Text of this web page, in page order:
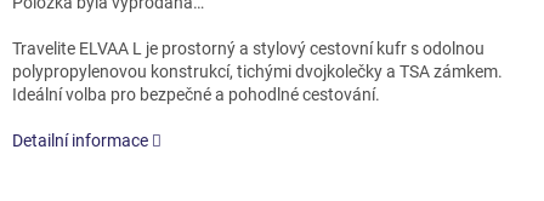
Travelite ELVAA L je prostorný a stylový cestovní kufr s odolnou
polypropylenovou konstrukcí, tichými dvojkolečky a TSA zámkem.
Ideální volba pro bezpečné a pohodlné cestování.
Detailní informace